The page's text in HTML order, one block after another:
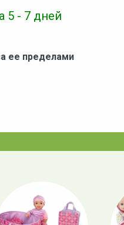
5 - 7 дней
ее пределами